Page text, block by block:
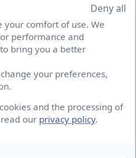
de tapoter sur le
de suivre ensuite les
vous appuyez sur le
à gauche de votre
au modérateur qui
en audio dans la
your comfort of use. We
performance and
bring you a better
your preferences,
and the processing of
our privacy policy.
Deny all